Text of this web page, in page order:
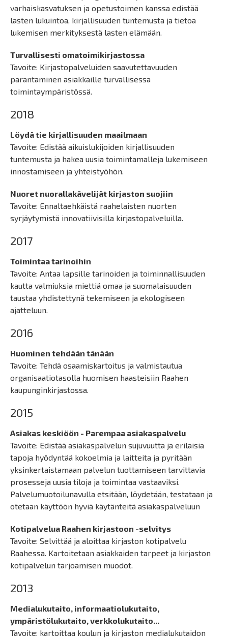
varhaiskasvatuksen ja opetustoimen kanssa edistää
lasten lukuintoa, kirjallisuuden tuntemusta ja tietoa
lukemisen merkityksestä lasten elämään.
Turvallisesti omatoimikirjastossa
Tavoite: Kirjastopalveluiden saavutettavuuden
parantaminen asiakkaille turvallisessa
toimintaympäristössä.
2018
Löydä tie kirjallisuuden maailmaan
Tavoite: Edistää aikuislukijoiden kirjallisuuden
tuntemusta ja hakea uusia toimintamalleja lukemiseen
innostamiseen ja yhteistyöhön.
Nuoret nuorallakävelijät kirjaston suojiin
Tavoite: Ennaltaehkäistä raahelaisten nuorten
syrjäytymistä innovatiivisilla kirjastopalveluilla.
2017
Toimintaa tarinoihin
Tavoite: Antaa lapsille tarinoiden ja toiminnallisuuden
kautta valmiuksia miettiä omaa ja suomalaisuuden
taustaa yhdistettynä tekemiseen ja ekologiseen
ajatteluun.
2016
Huominen tehdään tänään
Tavoite: Tehdä osaamiskartoitus ja valmistautua
organisaatiotasolla huomisen haasteisiin Raahen
kaupunginkirjastossa.
2015
Asiakas keskiöön - Parempaa asiakaspalvelu
Tavoite: Edistää asiakaspalvelun sujuvuutta ja erilaisia
tapoja hyödyntää kokoelmia ja laitteita ja pyritään
yksinkertaistamaan palvelun tuottamiseen tarvittavia
prosesseja uusia tiloja ja toimintaa vastaaviksi.
Palvelumuotoilunavulla etsitään, löydetään, testataan ja
otetaan käyttöön hyviä käytänteitä asiakaspalveluun
Kotipalvelua Raahen kirjastoon -selvitys
Tavoite: Selvittää ja aloittaa kirjaston kotipalvelu
Raahessa. Kartoitetaan asiakkaiden tarpeet ja kirjaston
kotipalvelun tarjoamisen muodot.
2013
Medialukutaito, informaatiolukutaito,
ympäristölukutaito, verkkolukutaito...
Tavoite: kartoittaa koulun ja kirjaston medialukutaidon